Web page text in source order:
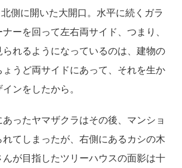
側に開いた大開口。水平に続くガラ
ーを回って左右両サイド、つまり、
られるようになっているのは、建物の
うど両サイドにあって、それを生か
ンをしたから。
ったヤマザクラはその後、マンショ
れてしまったが、右側にあるカシの木
んが目指したツリーハウスの面影は十